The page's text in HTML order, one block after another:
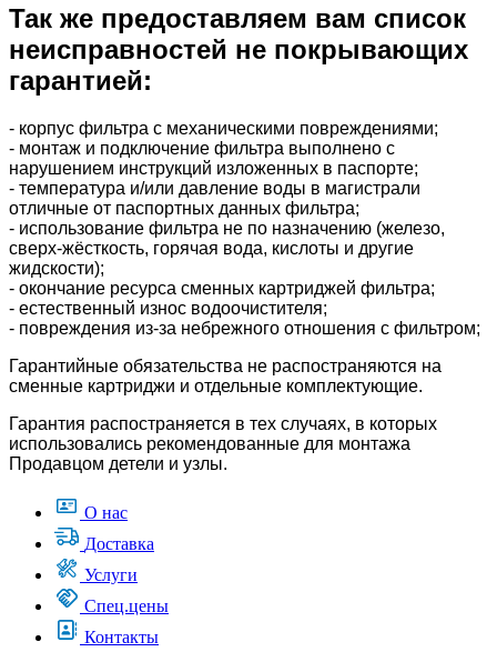
Так же предоставляем вам список
неисправностей не покрывающих
гарантией:
- корпус фильтра с механическими повреждениями;
- монтаж и подключение фильтра выполнено с
нарушением инструкций изложенных в паспорте;
- температура и/или давление воды в магистрали
отличные от паспортных данных фильтра;
- использование фильтра не по назначению (железо,
сверх-жёсткость, горячая вода, кислоты и другие
жидскости);
- окончание ресурса сменных картриджей фильтра;
- естественный износ водоочистителя;
- повреждения из-за небрежного отношения с фильтром;
Гарантийные обязательства не распостраняются на
сменные картриджи и отдельные комплектующие.
Гарантия распостраняется в тех случаях, в которых
использовались рекомендованные для монтажа
Продавцом детели и узлы.
О нас
Доставка
Услуги
Спец.цены
Контакты